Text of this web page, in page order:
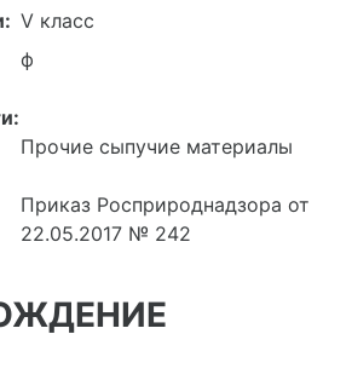
V класс
ф
Прочие сыпучие материалы
Приказ Росприроднадзора от
22.05.2017 № 242